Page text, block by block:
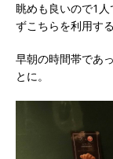
眺めも良いので1
ずこちらを利用する
早朝の時間帯であ
とに。